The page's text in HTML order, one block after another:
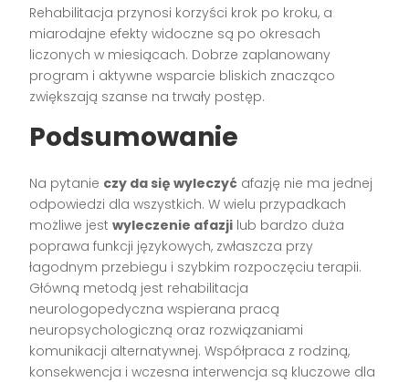
Rehabilitacja przynosi korzyści krok po kroku, a
miarodajne efekty widoczne są po okresach
liczonych w miesiącach. Dobrze zaplanowany
program i aktywne wsparcie bliskich znacząco
zwiększają szanse na trwały postęp.
Podsumowanie
Na pytanie czy da się wyleczyć afazję nie ma jednej
odpowiedzi dla wszystkich. W wielu przypadkach
możliwe jestwyleczenie afazji lub bardzo duża
poprawa funkcji językowych, zwłaszcza przy
łagodnym przebiegu i szybkim rozpoczęciu terapii.
Główną metodą jest rehabilitacja
neurologopedyczna wspierana pracą
neuropsychologiczną oraz rozwiązaniami
komunikacji alternatywnej. Współpraca z rodziną,
konsekwencja i wczesna interwencja są kluczowe dla